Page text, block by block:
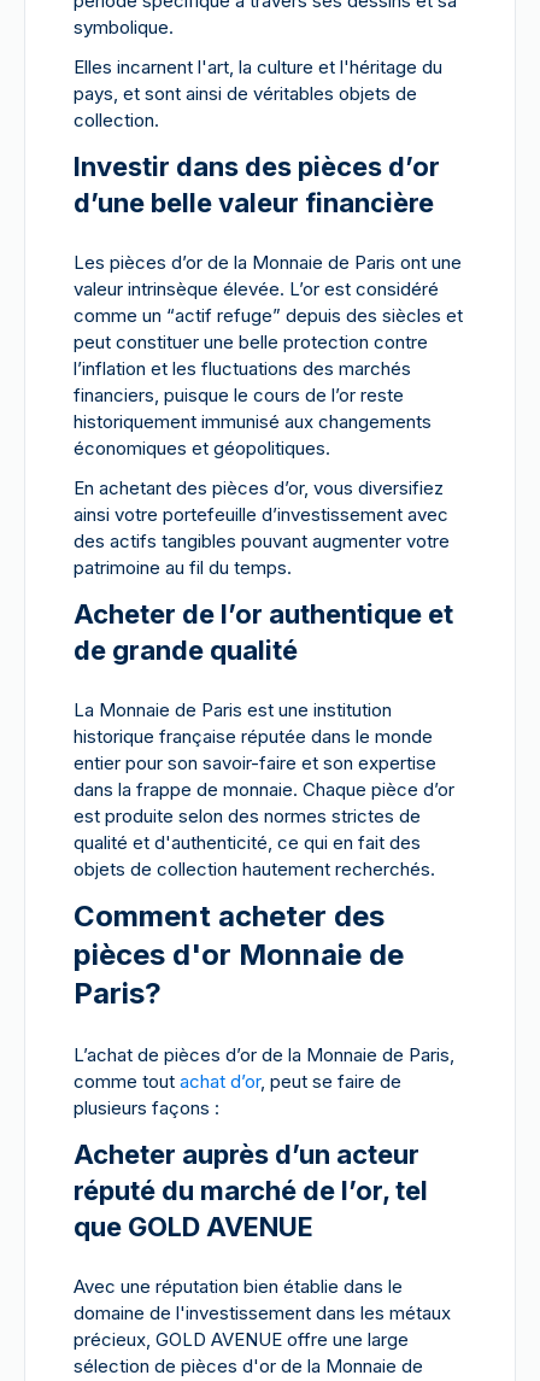
symbolique.
Elles incarnent l'art, la culture et l'héritage du
pays, et sont ainsi de véritables objets de
collection.
Investir dans des pièces d’or
d’une belle valeur financière
Les pièces d’or de la Monnaie de Paris ont une
valeur intrinsèque élevée. L’or est considéré
comme un “actif refuge” depuis des siècles et
peut constituer une belle protection contre
l’inflation et les fluctuations des marchés
financiers, puisque le cours de l’or reste
historiquement immunisé aux changements
économiques et géopolitiques.
En achetant des pièces d’or, vous diversifiez
ainsi votre portefeuille d’investissement avec
des actifs tangibles pouvant augmenter votre
patrimoine au fil du temps.
Acheter de l’or authentique et
de grande qualité
La Monnaie de Paris est une institution
historique française réputée dans le monde
entier pour son savoir-faire et son expertise
dans la frappe de monnaie. Chaque pièce d’or
est produite selon des normes strictes de
qualité et d'authenticité, ce qui en fait des
objets de collection hautement recherchés.
Comment acheter des
pièces d'or Monnaie de
Paris?
L’achat de pièces d’or de la Monnaie de Paris,
comme tout achat d’or, peut se faire de
plusieurs façons :
Acheter auprès d’un acteur
réputé du marché de l’or, tel
que GOLD AVENUE
Avec une réputation bien établie dans le
domaine de l'investissement dans les métaux
précieux, GOLD AVENUE offre une large
sélection de pièces d'or de la Monnaie de